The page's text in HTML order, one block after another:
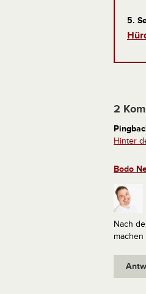
5.
2
Hinter
Bodo
Nach